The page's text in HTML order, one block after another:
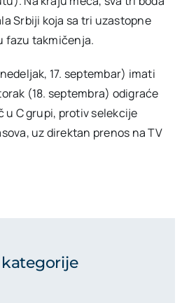
Srbiji koja sa tri uzastopne
fazu takmičenja.
17. septembar) imati
(18. septembra) odigraće
u C grupi, protiv selekcije
uz direktan prenos na TV